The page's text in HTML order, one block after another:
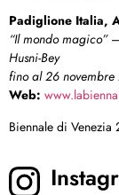
Padiglione Italia,
“Il mondo magico”–
Husni-Bey
fino al 26 novembre
Web:
Biennale di Venezia